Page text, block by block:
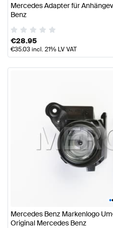
Mercedes Adapter für
Benz
€28.95
€35.03incl. 21% LV VAT
•
Mercedes Benz Markenlogo
Original Mercedes Benz